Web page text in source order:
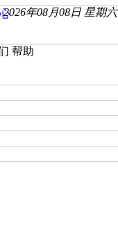
2026年08月08日 星期六
帮助